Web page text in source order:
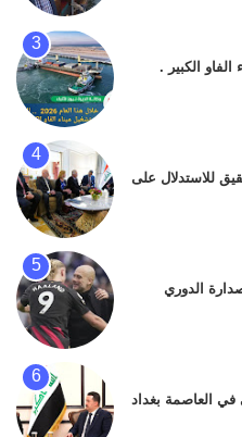
نوع كيا بنكو
البصرة الدولي .
رحمته ، و انا
للاستدلال على
الدوري
في العاصمة بغداد